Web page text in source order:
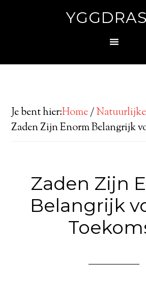
Je bent hier:Home/
Zaden Zijn Enorm Belangrijk
Zaden Zijn
Belangrijk